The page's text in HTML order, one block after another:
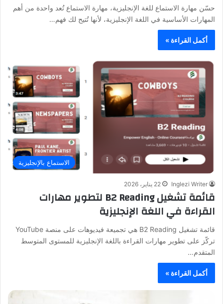
حسّن مهارة الاستماع للغة الإنجليزية، مهارة الاستماع تُعد واحدة من أهم
المهارات الأساسية في اللغة الإنجليزية، لأنها تُتيح لك فهم…
أكمل القراءة »
الاستماع بالإنجليزية
Inglezi Writer 22 يناير، 2026
قائمة تشغيل B2 Reading لتطوير مهارات
القراءة في اللغة الإنجليزية
قائمة تشغيل B2 Reading هي تجميعة فيديوهات على منصة YouTube
تركّز على تطوير مهارات القراءة باللغة الإنجليزية للمستوى المتوسط
المتقدم…
أكمل القراءة »